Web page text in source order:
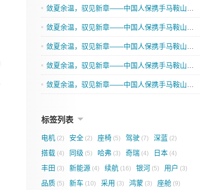
敛夏余温，驭见新章——中国人保携手马鞍山市顺迪汽车购车嘉年华
敛夏余温，驭见新章——中国人保携手马鞍山市荣福汽车购车嘉年华
敛夏余温，驭见新章——中国人保携手马鞍山市捷优汽车购车嘉年华
敛夏余温，驭见新章——中国人保携手马鞍山市丰盛丰田汽车购车嘉年华
敛夏余温，驭见新章——中国人保携手马鞍山市迪耀汽车购车嘉年华
标签列表
电机(2) 安全(2) 座椅(5) 驾驶 (7) 深蓝 (2)
搭载(4) 同级 (5) 哈弗 (3) 奇瑞(4) 日本(4)
丰田 (3) 新能源 (4) 续航(16) 银河 (5) 用户 (3)
品质(5) 新车(10) 采用 (3) 鸿蒙 (3) 座舱(9)